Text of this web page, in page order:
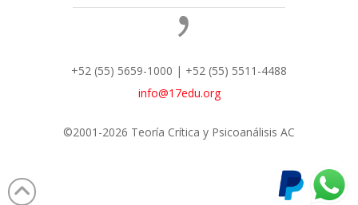
+52 (55) 5659-1000 | +52 (55) 5511-4488
info@17edu.org
©2001-2026 Teoría Crítica y Psicoanálisis AC